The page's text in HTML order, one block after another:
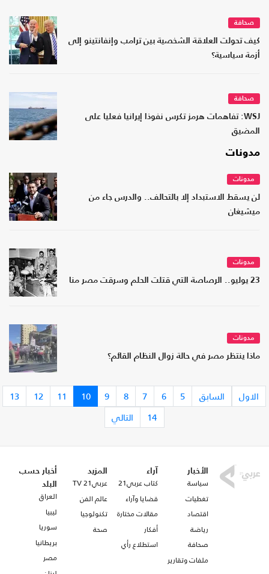
صحافة
كيف تحولت العلاقة الشخصية بين ترامب وإنفانتينو إلى
أزمة سياسية؟
صحافة
WSJ: تفاهمات هرمز تكرس نفوذا إيرانيا فعليا على
المضيق
مدونات
مدونات
لن يسقط الاستبداد إلا بالتحالف.. والدرس جاء من
ميشيغان
مدونات
23 يوليو.. الرصاصة التي قتلت الحلم وسرقت مصر منا
مدونات
ماذا ينتظر مصر في حالة زوال النظام القائم؟
الاول السابق 5
6
7
8
9
10
11
12
13
14
التالي
الأخبار
سياسة
تغطيات
اقتصاد
رياضة
صحافة
ملفات وتقارير
آراء
كتاب عربي21
قضايا وآراء
مقالات مختارة
أفكار
استطلاع رأي
المزيد
عربي21 TV
عالم الفن
تكنولوجيا
صحة
أخبار حسب
البلد
العراق
ليبيا
سوريا
بريطانيا
مصر